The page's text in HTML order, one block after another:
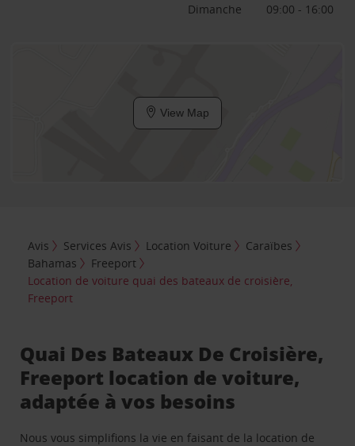
Dimanche
09:00 - 16:00
View Map
Avis Services Avis Location Voiture
Caraïbes
Bahamas
Freeport
Location de voiture quai des bateaux de croisière,
Freeport
Quai Des Bateaux De Croisière,
Freeport location de voiture,
adaptée à vos besoins
Nous vous simplifions la vie en faisant de la location de